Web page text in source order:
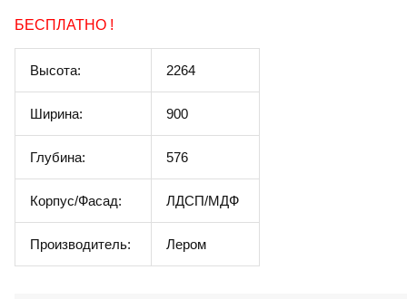
БЕСПЛАТНО !
Высота: 2264
Ширина: 900
Глубина: 576
Корпус/Фасад: ЛДСП/МДФ
Производитель: Лером